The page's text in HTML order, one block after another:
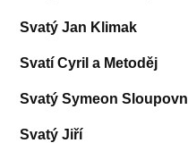
Svatý Jan Klimak
Svatí Cyril a Metoděj
Svatý Symeon
Svatý Jiří